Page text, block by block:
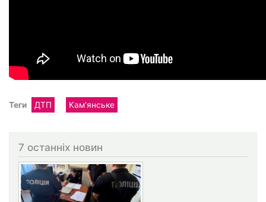
Теги ДТП Кам'янське
7 останніх новин